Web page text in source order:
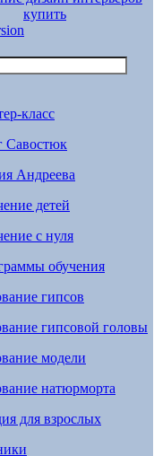
класс
Савостюк
Андреева
детей
с нуля
обучения
гипсов
гипсовой головы
модели
натюрморта
для взрослых